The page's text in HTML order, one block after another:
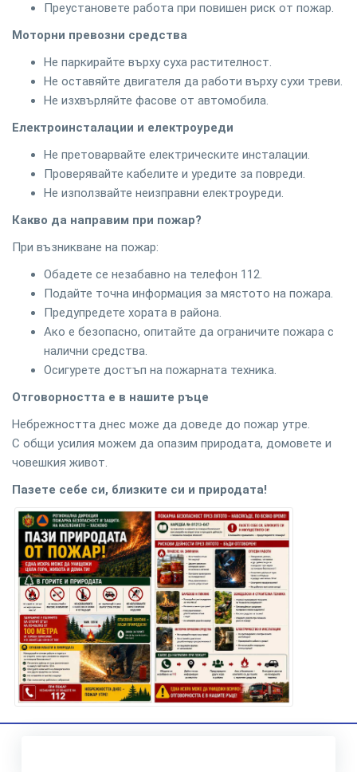
Преустановете работа при повишен риск от пожар.
Моторни превозни средства
Не паркирайте върху суха растителност.
Не оставяйте двигателя да работи върху сухи треви.
Не изхвърляйте фасове от автомобила.
Електроинсталации и електроуреди
Не претоварвайте електрическите инсталации.
Проверявайте кабелите и уредите за повреди.
Не използвайте неизправни електроуреди.
Какво да направим при пожар?
При възникване на пожар:
Обадете се незабавно на телефон 112.
Подайте точна информация за мястото на пожара.
Предупредете хората в района.
Ако е безопасно, опитайте да ограничите пожара с
налични средства.
Осигурете достъп на пожарната техника.
Отговорността е в нашите ръце
Небрежността днес може да доведе до пожар утре.
С общи усилия можем да опазим природата, домовете и
човешкия живот.
Пазете себе си, близките си и природата!